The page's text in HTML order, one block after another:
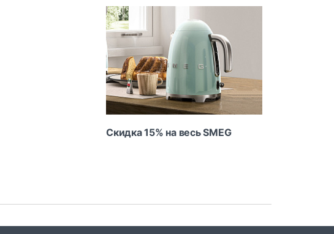
Скидка 15% на весь SMEG